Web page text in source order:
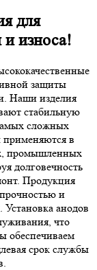
для
и износа!
защиты
Наши изделия
стабильную
сложных
в
промышленных
долговечность
Продукция
и
анодов
что
обеспечиваем
срок службы